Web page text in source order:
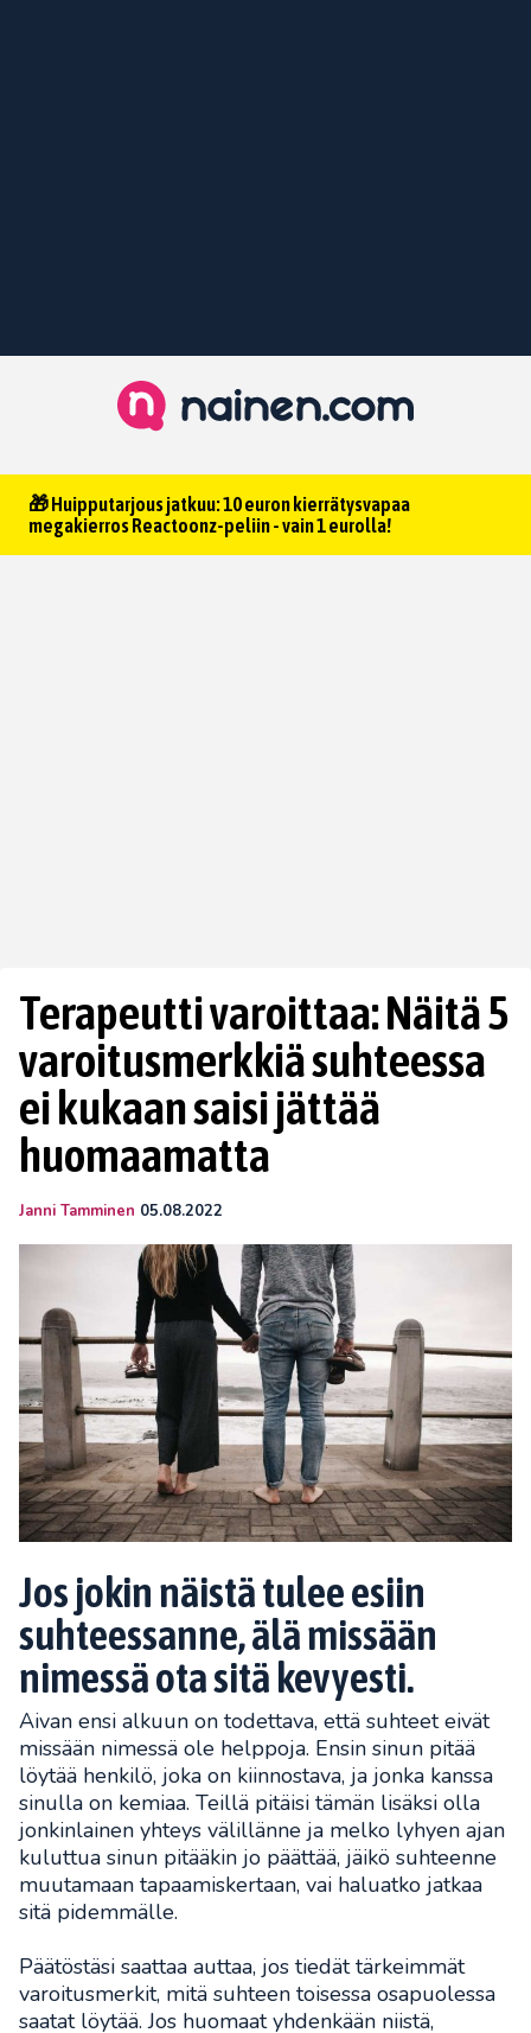
🎁 Huipputarjous jatkuu: 10 euron kierrätysvapaa
megakierros Reactoonz-peliin - vain 1 eurolla!
Terapeutti varoittaa: Näitä 5
varoitusmerkkiä suhteessa
ei kukaan saisi jättää
huomaamatta
Janni Tamminen 05.08.2022
Jos jokin näistä tulee esiin
suhteessanne, älä missään
nimessä ota sitä kevyesti.
Aivan ensi alkuun on todettava, että suhteet eivät
missään nimessä ole helppoja. Ensin sinun pitää
löytää henkilö, joka on kiinnostava, ja jonka kanssa
sinulla on kemiaa. Teillä pitäisi tämän lisäksi olla
jonkinlainen yhteys välillänne ja melko lyhyen ajan
kuluttua sinun pitääkin jo päättää, jäikö suhteenne
muutamaan tapaamiskertaan, vai haluatko jatkaa
sitä pidemmälle.
Päätöstäsi saattaa auttaa, jos tiedät tärkeimmät
varoitusmerkit, mitä suhteen toisessa osapuolessa
saatat löytää. Jos huomaat yhdenkään niistä,